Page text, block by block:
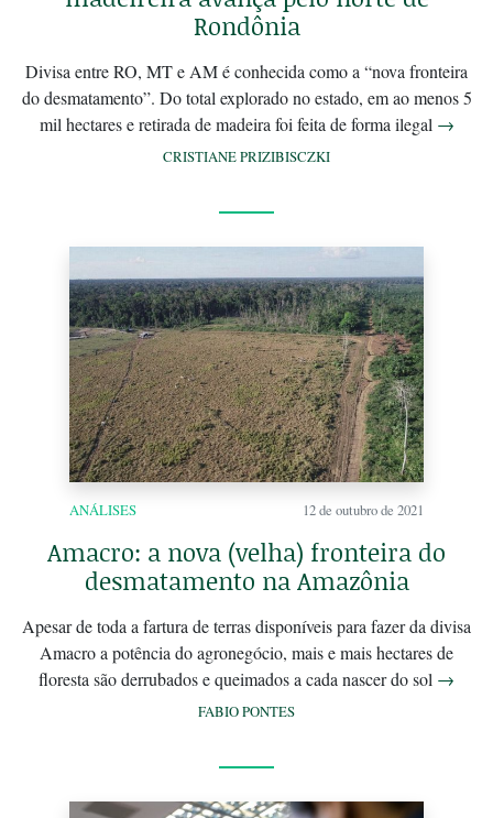
Rondônia
Divisa entre RO, MT e AM é conhecida como a “nova fronteira
do desmatamento”. Do total explorado no estado, em ao menos 5
mil hectares e retirada de madeira foi feita de forma ilegal →
CRISTIANE PRIZIBISCZKI
ANÁLISES 12 de outubro de 2021
Amacro: a nova (velha) fronteira do
desmatamento na Amazônia
Apesar de toda a fartura de terras disponíveis para fazer da divisa
Amacro a potência do agronegócio, mais e mais hectares de
floresta são derrubados e queimados a cada nascer do sol →
FABIO PONTES